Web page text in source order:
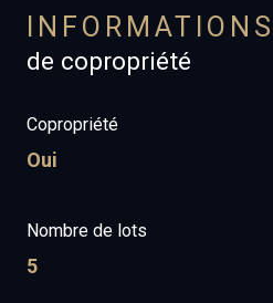
INFORMATIONS
de copropriété
Copropriété
Oui
Nombre de lots
5